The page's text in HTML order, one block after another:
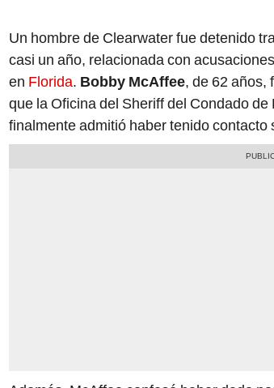
Un hombre de Clearwater fue detenido
casi un año, relacionada con
en Florida. Bobby McAffee, de 62 años,
que la Oficina del Sheriff del Condado
finalmente admitió haber tenido contacto